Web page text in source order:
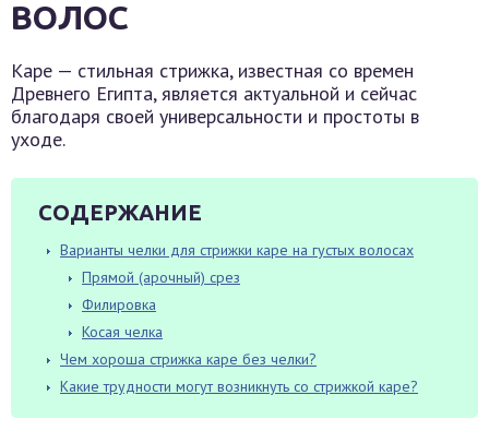
ВОЛОС
Каре — стильная стрижка, известная со времен
Древнего Египта, является актуальной и сейчас
благодаря своей универсальности и простоты в
уходе.
СОДЕРЖАНИЕ
Варианты челки для стрижки каре на густых волосах
Прямой (арочный) срез
Филировка
Косая челка
Чем хороша стрижка каре без челки?
Какие трудности могут возникнуть со стрижкой каре?